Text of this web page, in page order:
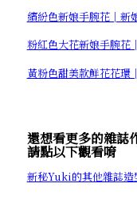
繽紛色新娘手腕花│新
粉紅色大花新娘手腕
黃粉色甜美款鮮花花
還想看更多的雜誌
請點以下觀看唷
新秘Yuki的其他雜誌造